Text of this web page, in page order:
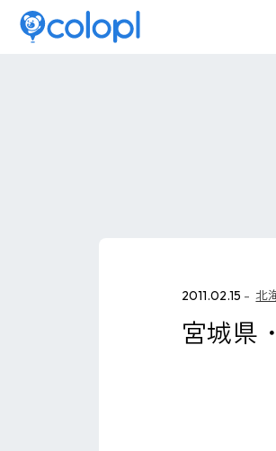
2011.02.15 北
宮城県